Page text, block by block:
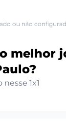
ou não
melhor
1x1